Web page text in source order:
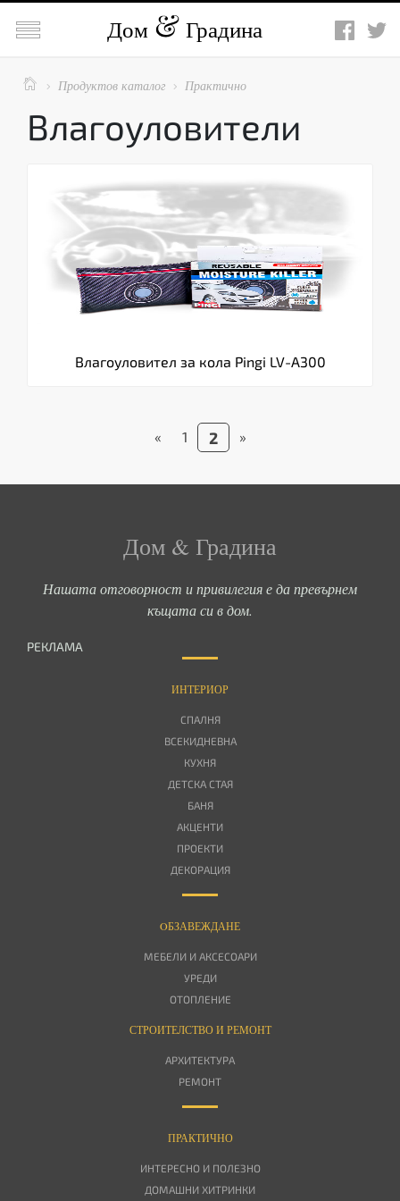
 Дом Градина
  Продуктов каталог  Практично
Влагоуловители
Влагоуловител за кола Pingi LV-A300
« 1 2 »
Дом & Градина
Нашата отговорност и привилегия е да превърнем
къщата си в дом.
РЕКЛАМА
ИНТЕРИОР
СПАЛНЯ
ВСЕКИДНЕВНА
КУХНЯ
ДЕТСКА СТАЯ
БАНЯ
АКЦЕНТИ
ПРОЕКТИ
ДЕКОРАЦИЯ
OБЗАВЕЖДАНЕ
МЕБЕЛИ И АКСЕСОАРИ
УРЕДИ
ОТОПЛЕНИЕ
СТРОИТЕЛСТВО И РЕМОНТ
АРХИТЕКТУРА
РЕМОНТ
ПРАКТИЧНО
ИНТЕРЕСНО И ПОЛЕЗНО
ДОМАШНИ ХИТРИНКИ